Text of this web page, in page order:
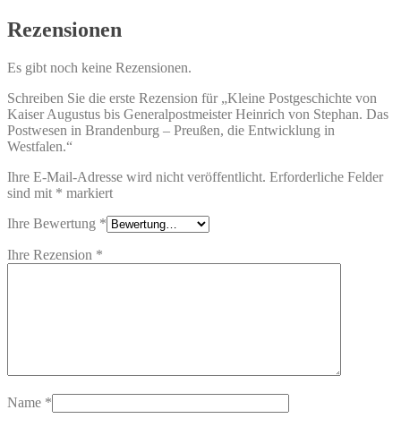
Rezensionen
Es gibt noch keine Rezensionen.
Schreiben Sie die erste Rezension für „Kleine Postgeschichte von
Kaiser Augustus bis Generalpostmeister Heinrich von Stephan. Das
Postwesen in Brandenburg – Preußen, die Entwicklung in
Westfalen.“
Ihre E-Mail-Adresse wird nicht veröffentlicht. Erforderliche Felder
sind mit * markiert
Ihre Bewertung *
Ihre Rezension *
Name *